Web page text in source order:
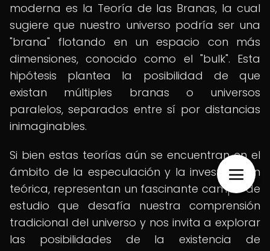
moderna es la Teoría de las Branas, la cual
sugiere que nuestro universo podría ser una
"brana" flotando en un espacio con más
dimensiones, conocido como el "bulk". Esta
hipótesis plantea la posibilidad de que
existan múltiples branas o universos
paralelos, separados entre sí por distancias
inimaginables.
Si bien estas teorías aún se encuentran en el
ámbito de la especulación y la investigación
teórica, representan un fascinante campo de
estudio que desafía nuestra comprensión
tradicional del universo y nos invita a explorar
las posibilidades de la existencia de